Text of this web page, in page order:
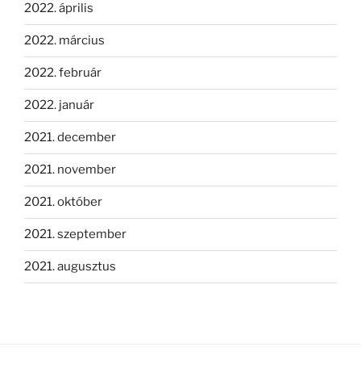
2022. április
2022. március
2022. február
2022. január
2021. december
2021. november
2021. október
2021. szeptember
2021. augusztus